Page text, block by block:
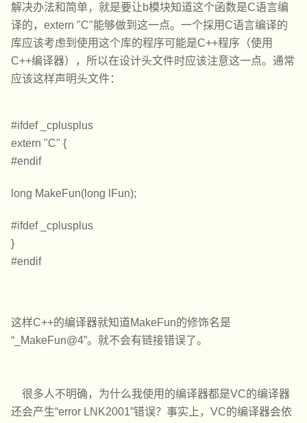
解决办法和简单，就是要让b模块知道这个函数是C语言编
译的，extern "C"能够做到这一点。一个採用C语言编译的
库应该考虑到使用这个库的程序可能是C++程序（使用
C++编译器），所以在设计头文件时应该注意这一点。通常
应该这样声明头文件：
#ifdef _cplusplus
extern "C" {
#endif
long MakeFun(long lFun);
#ifdef _cplusplus
}
#endif
这样C++的编译器就知道MakeFun的修饰名是
“_MakeFun@4”。就不会有链接错误了。
很多人不明确，为什么我使用的编译器都是VC的编译器
还会产生“error LNK2001”错误？事实上，VC的编译器会依